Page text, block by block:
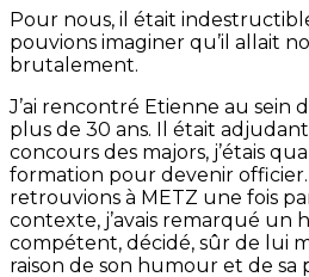
Pour nous, il était
pouvions imaginer qu’il allait
brutalement.
J’ai rencontré Etienne au sein
plus de 30 ans. Il était
concours des majors, j’étais
formation pour devenir
retrouvions à METZ une fois
contexte, j’avais remarqué un
compétent, décidé, sûr de lui
raison de son humour et de sa